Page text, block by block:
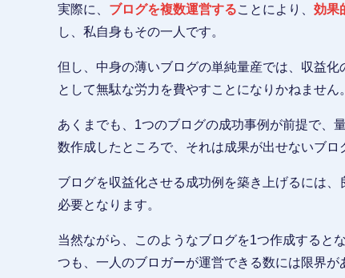
実際に、 ブログを複数運営することにより、 効果
し、私自身もその一人です。
但し、中身の薄いブログの単純量産では、収益
として無駄な労力を費やすことになりかねません。
あくまでも、1つのブログの成功事例が前提で、
数作成したところで、それは成果が出せないブロ
ブログを収益化させる成功例を築き上げるには
必要となります。
当然ながら、このようなブログを1つ作成すると
つも、一人のブロガーが運営できる数には限界が